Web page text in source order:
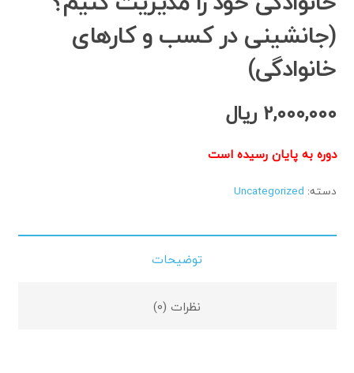
(جانشینی در کسب و کارهای
خانوادگی)
2,000,000 ریال
دوره به پایان رسیده است
دسته: Uncategorized
توضیحات
نظرات (0)